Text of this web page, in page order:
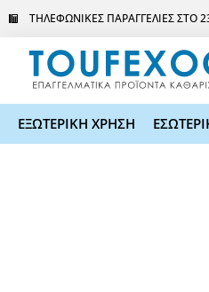
Μετάβαση
περιεχόμενο
ΤΗΛΕΦΩΝΙΚΕΣ ΠΑΡΑΓΓΕΛΙΕΣ ΣΤΟ
ΕΞΩΤΕΡΙΚΗ ΧΡΗΣΗ